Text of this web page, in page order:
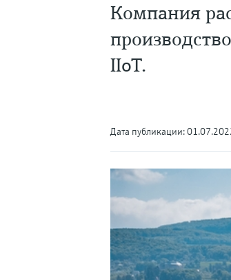
Компания
IIoT.
Дата публикации: